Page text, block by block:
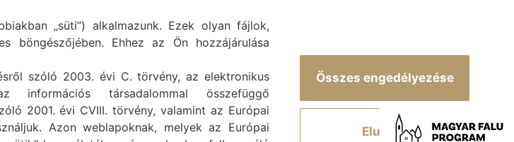
„süti”) alkalmazunk. Ezek olyan fájlok,
böngészőjében. Ehhez az Ön hozzájárulása
szóló 2003. évi C. törvény, az elektronikus
információs társadalommal összefüggő
2001. évi CVIII. törvény, valamint az Európai
Azon weblapoknak, melyek az Európai
Összes engedélyezése
Elutasít